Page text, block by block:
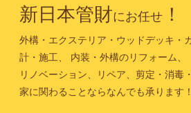
新日本管財にお任せ！
外構・エクステリア・ウッドデッキ・
計・施工、
内装・外構のリフォーム、
リノベーション、リペア、剪定・消毒
家に関わることならなんでも承ります！